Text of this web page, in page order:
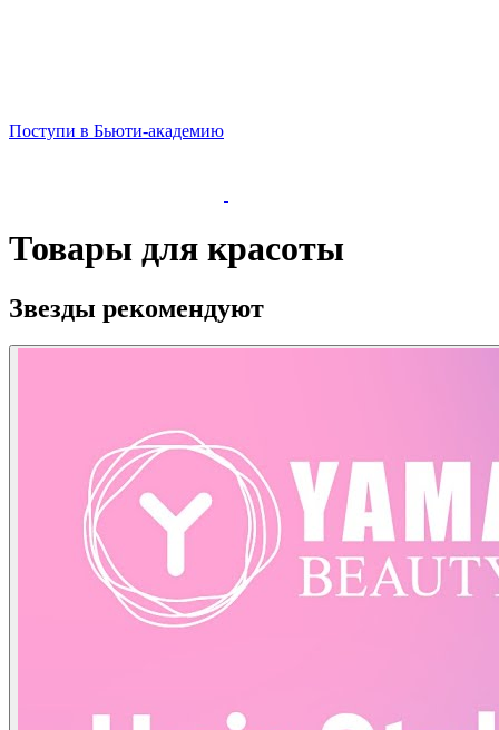
Поступи в Бьюти-академию
Товары для красоты
Звезды рекомендуют